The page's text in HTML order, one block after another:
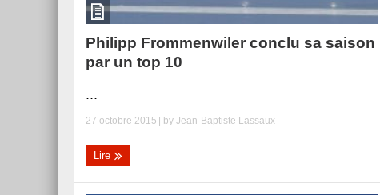
Philipp Frommenwiler conclu sa saison
par un top 10
...
27 octobre 2015 | by Jean-Baptiste Lassaux
Lire